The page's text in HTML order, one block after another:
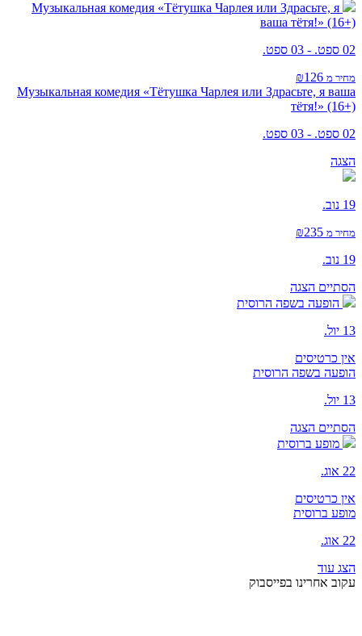
Музыкальная комедия «Тётушка Чарлея или Здрасьте, я
ваша тётя!» (16+)
02 ספט. - 03 ספט.
מחיר מ
Музыкальная комедия «Тётушка Чарлея или Здрасьте, я ваша
тётя!» (16+)
02 ספט. - 03 ספט.
הצגה
19 נוב.
מחיר מ
19 נוב.
הסתיים הצגה
הופעה בשפה הרוסית
13 יול.
אין כרטיסים
הופעה בשפה הרוסית
13 יול.
הסתיים הצגה
מופע ברוסית
22 אוג.
אין כרטיסים
מופע ברוסית
22 אוג.
הצג עוד
עקוב אחרינו בפייסבוק